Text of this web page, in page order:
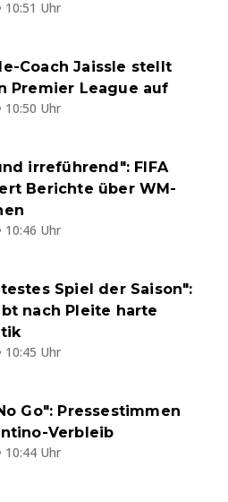
10:51 Uhr
Coach Jaissle stellt
Premier League auf
10:50 Uhr
irreführend": FIFA
Berichte über WM-
10:46 Uhr
Spiel der Saison":
nach Pleite harte
10:45 Uhr
Go": Pressestimmen
Verbleib
10:44 Uhr